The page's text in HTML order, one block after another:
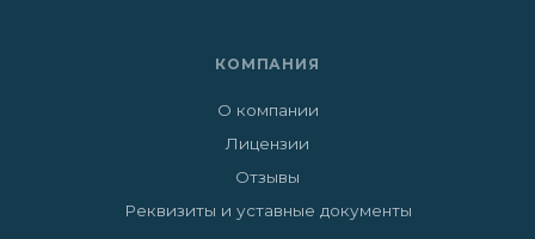
КОМПАНИЯ
О компании
Лицензии
Отзывы
Реквизиты и уставные документы